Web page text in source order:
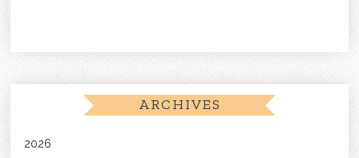
ARCHIVES
2026